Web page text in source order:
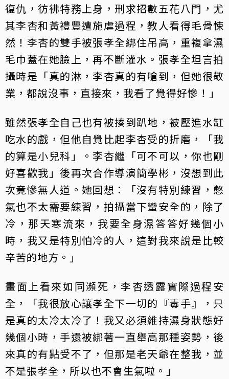
復仇，彷彿特務上身，刑求招數五花八門，尤
其李杏和黃禮豐遭施虐過程，教人看得毛骨悚
然！李杏的雙手被張孝全綁住吊高，重複拿濕
毛巾蓋在她臉上，再不斷灌水。張孝全坦言拍
攝時是「真的淋，李杏真的有嗆到，但她很敬
業，都說沒事，直接來，我看了覺得好慘！」
雖然張孝全自己也有被揍到趴地，被壓進水缸
吃水的戲，但他自覺比起李杏受的折磨，「我
的算是小兒科」。李杏繼「可不可以，你也剛
好喜歡我」後再次合作導演簡學彬，沒想到此
次竟慘無人道。她回想：「沒有特別練習，憋
氣也不太需要練習，拍攝當下蠻安全的，除了
冷，那天寒流來，我要全身濕答答好幾個小
時，我又是特別怕冷的人，這對我來說是比較
辛苦的地方。」
畫面上看來如同瀕死，李杏透露實際過程安
全，「我很放心讓孝全下一切的『毒手』，只
是真的太冷太冷了！我又必須維持濕身狀態好
幾個小時，手還被綁著一直舉高那種姿勢，後
來真的有點受不了，但那是老天爺在整我，並
不是張孝全，所以也不會生氣啦。」